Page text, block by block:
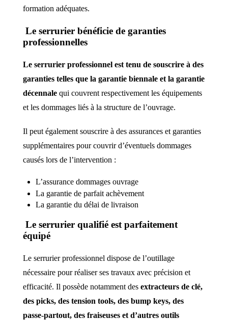
formation adéquates.
Le serrurier bénéficie de garanties
professionnelles
Le serrurier professionnel est tenu de souscrire à des
garanties telles que la garantie biennale et la garantie
décennalequi couvrent respectivement les équipements
et les dommages liés à la structure de l’ouvrage.
Il peut également souscrire à des assurances et garanties
supplémentaires pour couvrir d’éventuels dommages
causés lors de l’intervention :
L’assurance dommages ouvrage
La garantie de parfait achèvement
La garantie du délai de livraison
Le serrurier qualifié est parfaitement
équipé
Le serrurier professionnel dispose de l’outillage
nécessaire pour réaliser ses travaux avec précision et
efficacité. Il possède notamment desextracteurs de clé,
des picks, des tension tools, des bump keys, des
passe-partout, des fraiseuses et d’autres outils